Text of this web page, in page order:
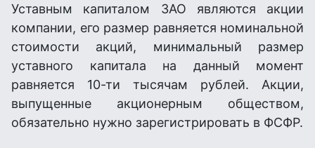
Уставным капиталом ЗАО являются акции
компании, его размер равняется номинальной
стоимости акций, минимальный размер
уставного капитала на данный момент
равняется 10-ти тысячам рублей. Акции,
выпущенные акционерным обществом,
обязательно нужно зарегистрировать в ФСФР.